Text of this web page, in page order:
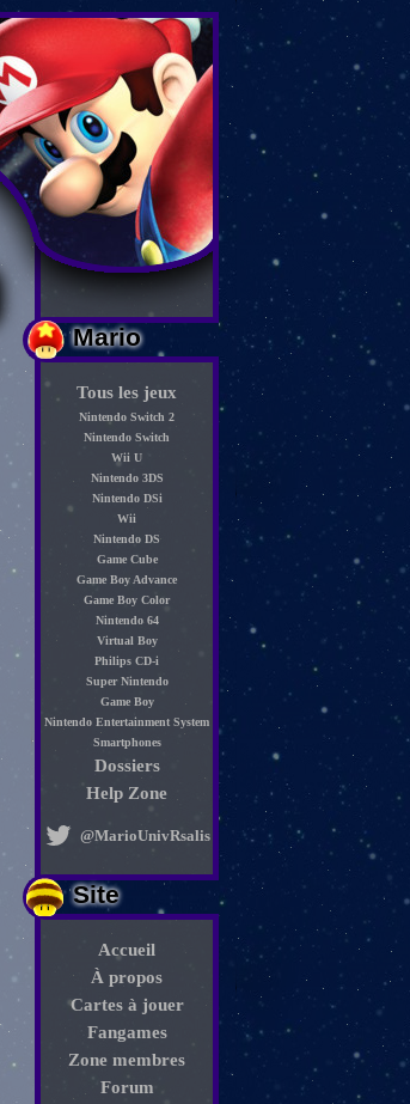
Mario
Tous les jeux
Nintendo Switch 2
Nintendo Switch
Wii U
Nintendo 3DS
Nintendo DSi
Wii
Nintendo DS
Game Cube
Game Boy Advance
Game Boy Color
Nintendo 64
Virtual Boy
Philips CD-i
Super Nintendo
Game Boy
Nintendo Entertainment System
Smartphones
Dossiers
Help Zone
@MarioUnivRsalis
Site
Accueil
À propos
Cartes à jouer
Fangames
Zone membres
Forum